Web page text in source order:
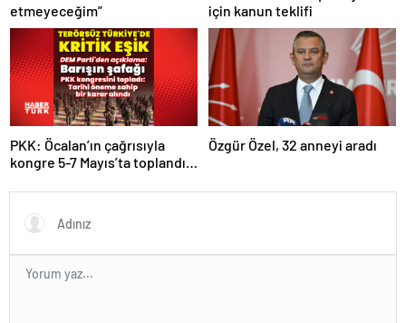
etmeyeceğim”
için kanun teklifi
PKK: Öcalan’ın çağrısıyla
kongre 5-7 Mayıs’ta toplandı!
Özgür Özel, 32 anneyi aradı